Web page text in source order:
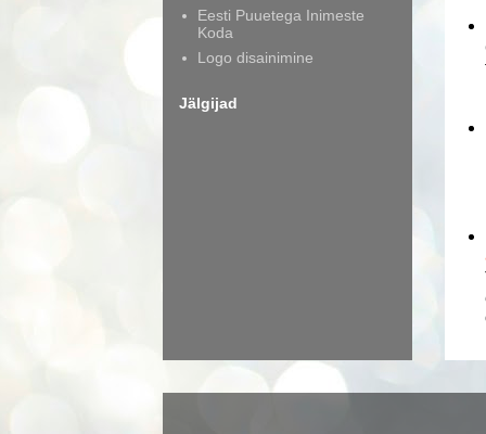
Eesti Puuetega Inimeste
Koda
Logo disainimine
Jälgijad